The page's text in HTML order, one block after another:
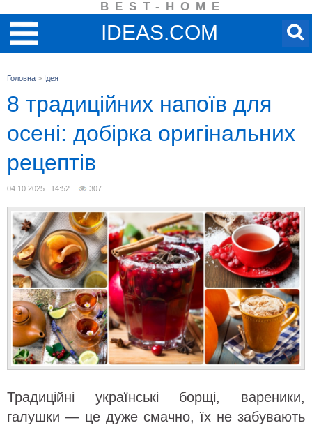
BEST-HOME
IDEAS.COM
Головна > Ідея
8 традиційних напоїв для
осені: добірка оригінальних
рецептів
04.10.2025 14:52 307
Традиційні українські борщі, вареники,
галушки — це дуже смачно, їх не забувають